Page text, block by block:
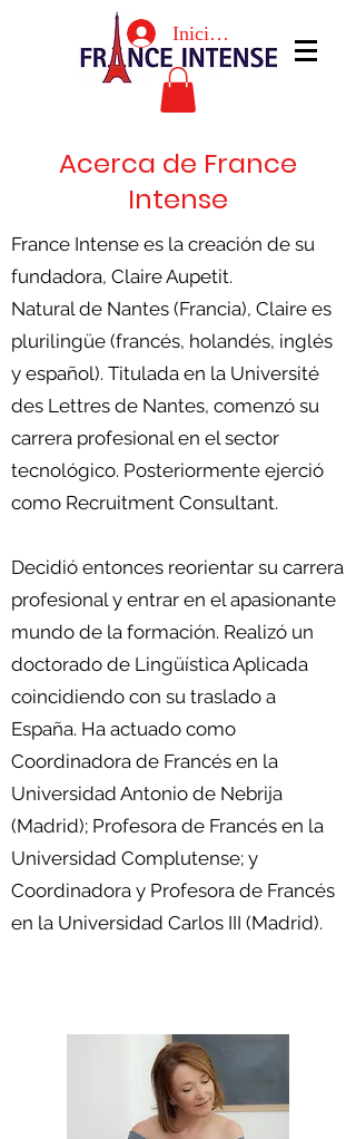
Iniciar sesión
Acerca de France
Intense
France Intense es la creación de su
fundadora, Claire Aupetit.
Natural de Nantes (Francia), Claire es
plurilingüe (francés, holandés, inglés
y español). Titulada en la Université
des Lettres de Nantes, comenzó su
carrera profesional en el sector
tecnológico. Posteriormente ejerció
como Recruitment Consultant.
Decidió entonces reorientar su carrera
profesional y entrar en el apasionante
mundo de la formación. Realizó un
doctorado de Lingüística Aplicada
coincidiendo con su traslado a
España. Ha actuado como
Coordinadora de Francés en la
Universidad Antonio de Nebrija
(Madrid); Profesora de Francés en la
Universidad Complutense; y
Coordinadora y Profesora de Francés
en la Universidad Carlos III (Madrid).